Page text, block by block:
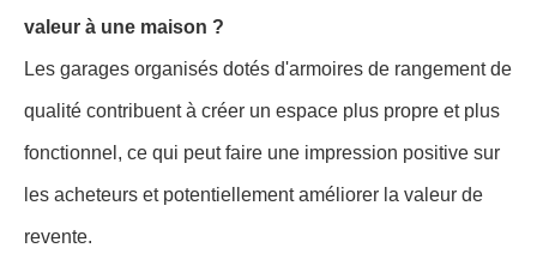
valeur à une maison ?
Les garages organisés dotés d'armoires de rangement de
qualité contribuent à créer un espace plus propre et plus
fonctionnel, ce qui peut faire une impression positive sur
les acheteurs et potentiellement améliorer la valeur de
revente.